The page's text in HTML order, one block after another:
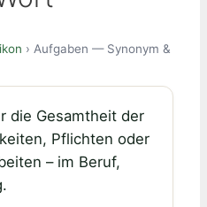
› Aufgaben — Synonym &
die Gesamtheit der
Pflichten oder
– im Beruf,